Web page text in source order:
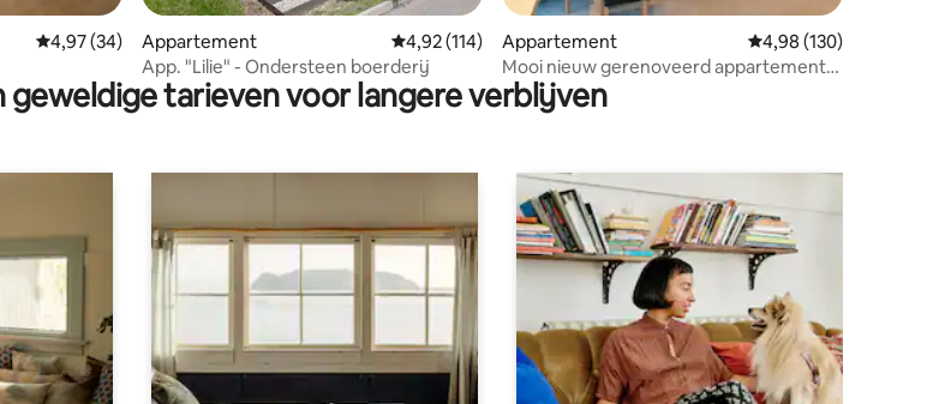
recensies
Gemiddelde beoordeling van 4,97 op 5, 34 recensies
4,97 (34)
Appartement Gemiddelde beoordeling van 4,92 op 5, 114 recensies
4,92 (114)
App. "Lilie" - Ondersteen boerderij
Appartement Gemiddelde
4,98 (130)
Mooi nieuw gerenoveerd appartement
in Mölten
tarieven voor langere verblijven